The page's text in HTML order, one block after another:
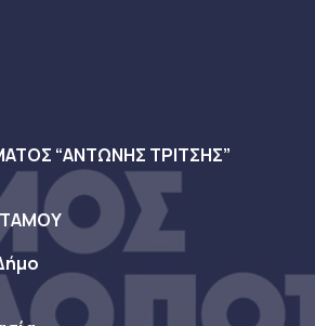
“ΑΝΤΩΝΗΣ ΤΡΙΤΣΗΣ”